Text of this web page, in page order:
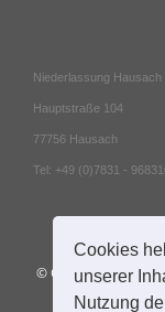
Cookies
unserer
Nutzung
Niederlassung Hausach
Hauptstraße 104
77756 Hausach
Tel: +49 (0)7831 -
© Copyright2026
Reserved |